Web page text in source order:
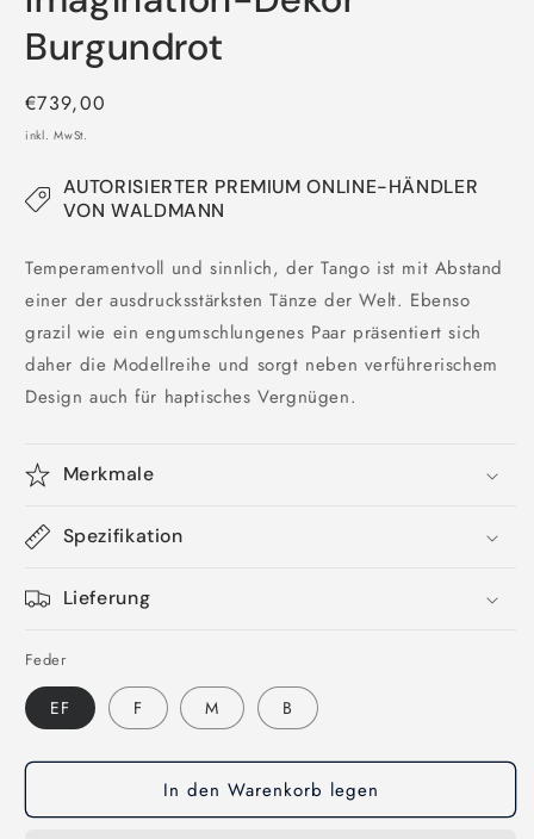
Burgundrot
Normaler
Preis
€739,00
inkl. MwSt.
AUTORISIERTER PREMIUM ONLINE-HÄNDLER
VON WALDMANN
Temperamentvoll und sinnlich, der Tango ist mit Abstand
einer der ausdrucksstärksten Tänze der Welt. Ebenso
grazil wie ein engumschlungenes Paar präsentiert sich
daher die Modellreihe und sorgt neben verführerischem
Design auch für haptisches Vergnügen.
Merkmale
Spezifikation
Lieferung
Feder
EF F M B
In den Warenkorb legen